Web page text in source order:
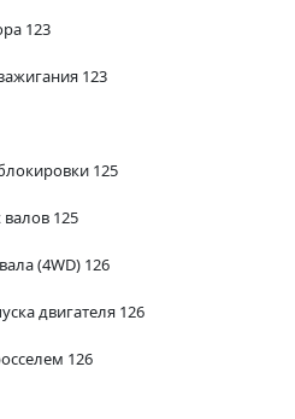
123
123
125
125
(4WD) 126
двигателя 126
126